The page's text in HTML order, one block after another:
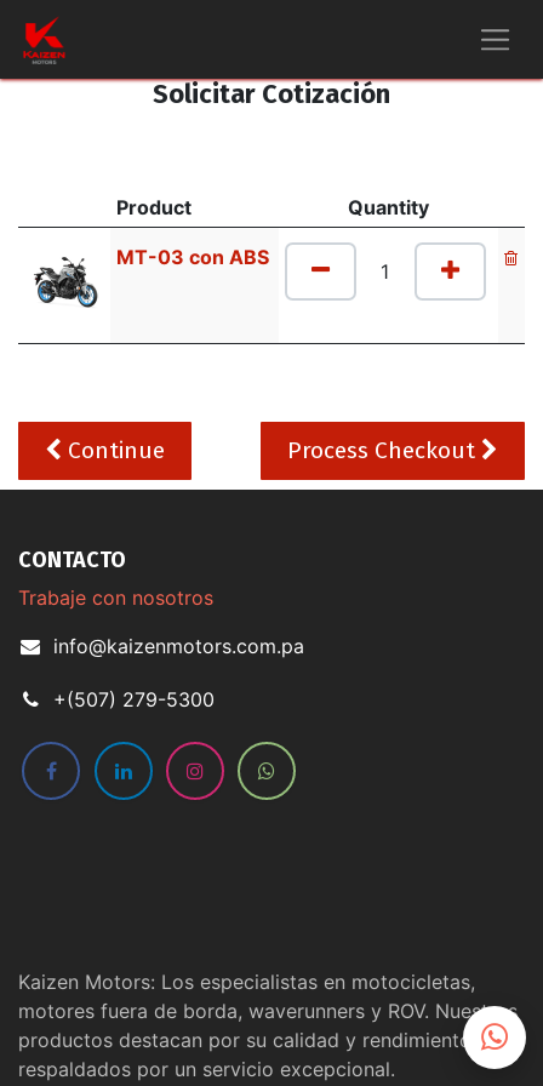
Solicitar Cotización
Product Quantity
MT-03 con ABS
Continue Process Checkout
CONTACTO
Trabaje con nosotros
info@kaizenmotors.com.pa
+(507) 279-5300
Kaizen Motors: Los especialistas en motocicletas,
motores fuera de borda, waverunners y ROV. Nuestros
productos destacan por su calidad y rendimiento,
respaldados por un servicio excepcional.